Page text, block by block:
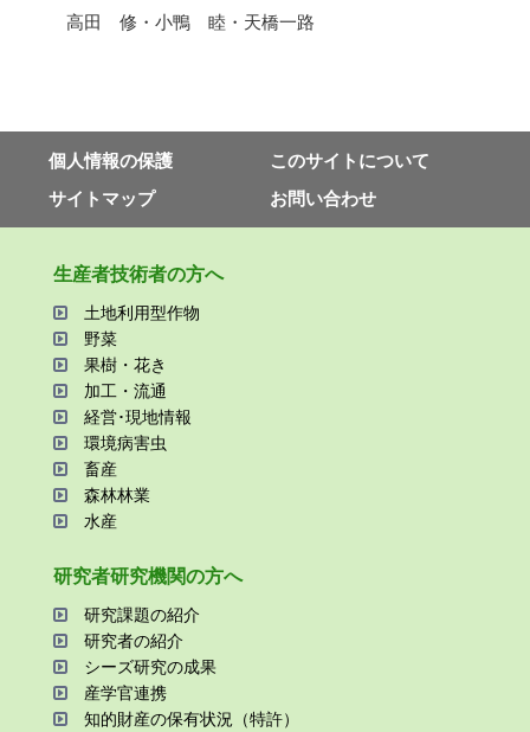
高田 修・小鴨 睦・天橋一路
個⼈情報の保護
このサイトについて
サイトマップ
お問い合わせ
⽣産者技術者の⽅へ
⼟地利⽤型作物
野菜
果樹・花き
加⼯・流通
経営･現地情報
環境病害⾍
畜産
森林林業
⽔産
研究者研究機関の⽅へ
研究課題の紹介
研究者の紹介
シーズ研究の成果
産学官連携
知的財産の保有状況（特許）